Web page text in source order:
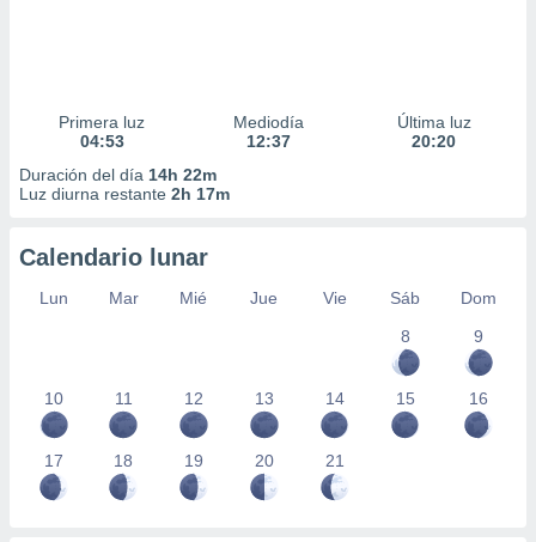
Primera luz
04:53
Mediodía
12:37
Última luz
20:20
Duración del día 14h 22m
Luz diurna restante 2h 17m
Calendario lunar
Lun Mar Mié Jue Vie Sáb
Dom
8
9
10 11 12 13 14 15 16
17 18 19 20 21